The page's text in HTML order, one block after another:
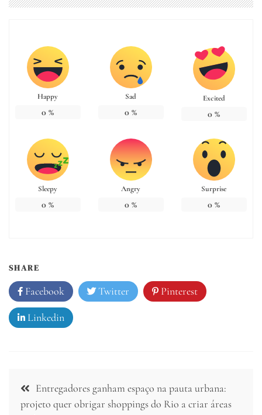
Happy
0 %
Sad
0 %
Excited
0 %
Sleepy
0 %
Angry
0 %
Surprise
0 %
SHARE
Facebook Twitter Pinterest
Linkedin
Navegação
de
Entregadores ganham espaço na pauta urbana:
projeto quer obrigar shoppings do Rio a criar áreas